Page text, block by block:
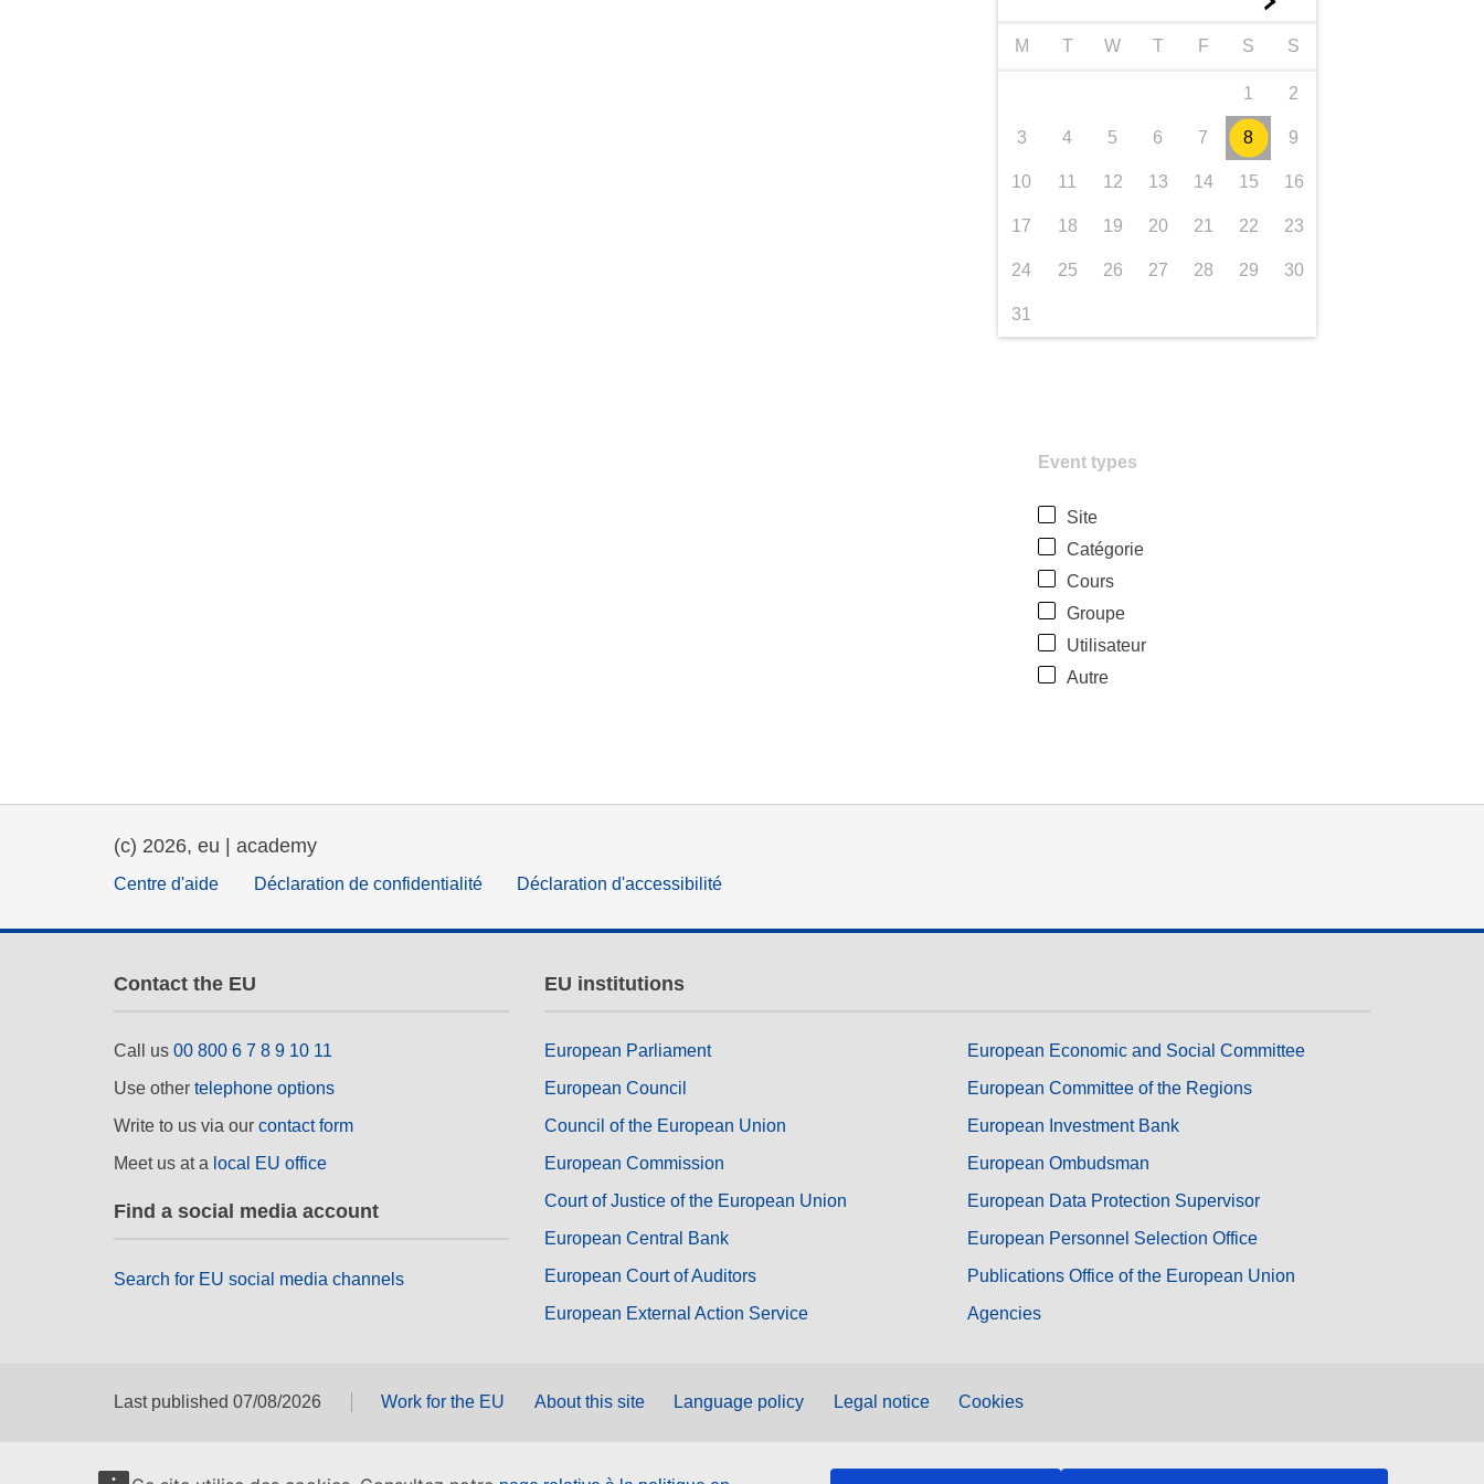
M T W T F S S
1 2
3 4 5 6 7 8 9
10 11 12 13 14 15 16
17 18 19 20 21 22 23
24 25 26 27 28 29 30
31
Event types
Site
Catégorie
Cours
Groupe
Utilisateur
Autre
(c) 2026, eu | academy
Centre d'aide Déclaration de confidentialité Déclaration d'accessibilité
Contact the EU
Call us 00 800 6 7 8 9 10 11
Use other telephone options
Write to us via our contact form
Meet us at a local EU office
Find a social media account
Search for EU social media channels
EU institutions
European Parliament
European Council
Council of the European Union
European Commission
Court of Justice of the European Union
European Central Bank
European Court of Auditors
European External Action Service
European Economic and Social Committee
European Committee of the Regions
European Investment Bank
European Ombudsman
European Data Protection Supervisor
European Personnel Selection Office
Publications Office of the European Union
Agencies
Last published 07/08/2026 Work for the EU About this site Language policy Legal notice Cookies